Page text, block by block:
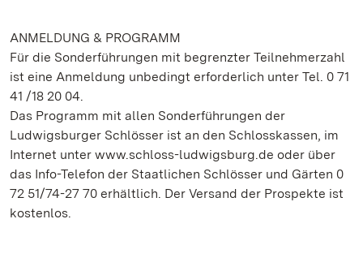
ANMELDUNG & PROGRAMM
Für die Sonderführungen mit begrenzter Teilnehmerzahl
ist eine Anmeldung unbedingt erforderlich unter Tel. 0 71
41 /18 20 04.
Das Programm mit allen Sonderführungen der
Ludwigsburger Schlösser ist an den Schlosskassen, im
Internet unter www.schloss-ludwigsburg.de oder über
das Info-Telefon der Staatlichen Schlösser und Gärten 0
72 51/74-27 70 erhältlich. Der Versand der Prospekte ist
kostenlos.